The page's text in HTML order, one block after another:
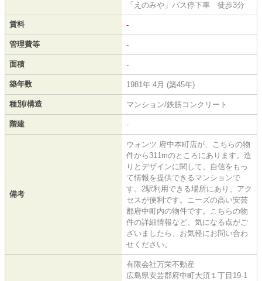
「えのみや」バス停下車 徒歩3分
賃料 -
管理費等 -
面積 -
築年数 1981年 4月 (築45年)
種別/構造 マンション/鉄筋コンクリート
階建 -
備考
ウォンツ 府中本町店が、こちらの物
件から311mのところにあります。造
りとデザインに関して、自信をもっ
て情報を提供できるマンションで
す。2駅利用できる場所にあり、アク
セスが便利です。ニーズの高い安芸
郡府中町内の物件です。こちらの物
件の詳細情報など、気になる点がご
ざいましたら、お気軽にお問い合わ
せください。
有限会社万栄不動産
広島県安芸郡府中町大須１丁目19-1